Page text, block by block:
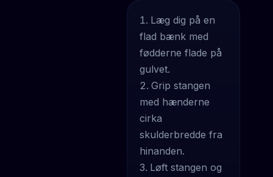
Læg dig på en
flad bænk med
fødderne flade på
gulvet.
Grip stangen
med hænderne
cirka
skulderbredde fra
hinanden.
Løft stangen og